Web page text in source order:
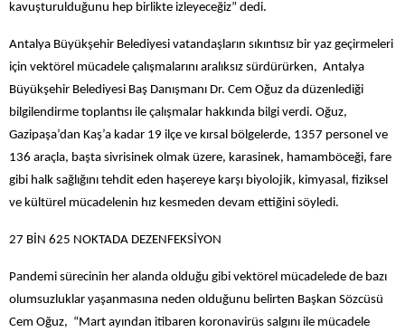
kavuşturulduğunu hep birlikte izleyeceğiz” dedi.
Antalya Büyükşehir Belediyesi vatandaşların sıkıntısız bir yaz geçirmeleri
için vektörel mücadele çalışmalarını aralıksız sürdürürken, Antalya
Büyükşehir Belediyesi Baş Danışmanı Dr. Cem Oğuz da düzenlediği
bilgilendirme toplantısı ile çalışmalar hakkında bilgi verdi. Oğuz,
Gazipaşa’dan Kaş’a kadar 19 ilçe ve kırsal bölgelerde, 1357 personel ve
136 araçla, başta sivrisinek olmak üzere, karasinek, hamamböceği, fare
gibi halk sağlığını tehdit eden haşereye karşı biyolojik, kimyasal, fiziksel
ve kültürel mücadelenin hız kesmeden devam ettiğini söyledi.
27 BİN 625 NOKTADA DEZENFEKSİYON
Pandemi sürecinin her alanda olduğu gibi vektörel mücadelede de bazı
olumsuzluklar yaşanmasına neden olduğunu belirten Başkan Sözcüsü
Cem Oğuz, “Mart ayından itibaren koronavirüs salgını ile mücadele